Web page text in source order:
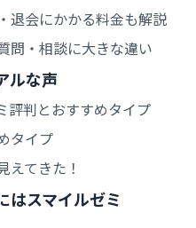
退会にかかる料金も解説
問・相談に大きな違い
ルな声
評判とおすすめタイプ
タイプ
てきた！
はスマイルゼミ